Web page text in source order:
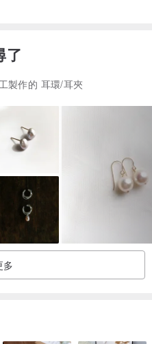
了
製作的 耳環/耳夾
多